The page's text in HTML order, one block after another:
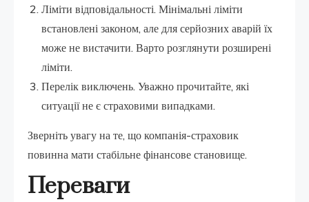
Ліміти відповідальності. Мінімальні ліміти
встановлені законом, але для серйозних аварій їх
може не вистачити. Варто розглянути розширені
ліміти.
Перелік виключень. Уважно прочитайте, які
ситуації не є страховими випадками.
Зверніть увагу на те, що компанія-страховик
повинна мати стабільне фінансове становище.
Переваги